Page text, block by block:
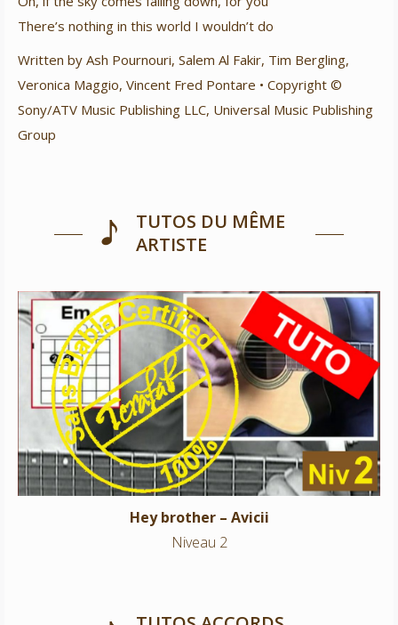
There’s nothing in this world I wouldn’t do
Written by Ash Pournouri, Salem Al Fakir, Tim Bergling,
Veronica Maggio, Vincent Fred Pontare • Copyright ©
Sony/ATV Music Publishing LLC, Universal Music Publishing
Group
TUTOS DU MÊME
ARTISTE
Hey brother – Avicii
Niveau 2
Hey brother – Avicii
Niveau 2